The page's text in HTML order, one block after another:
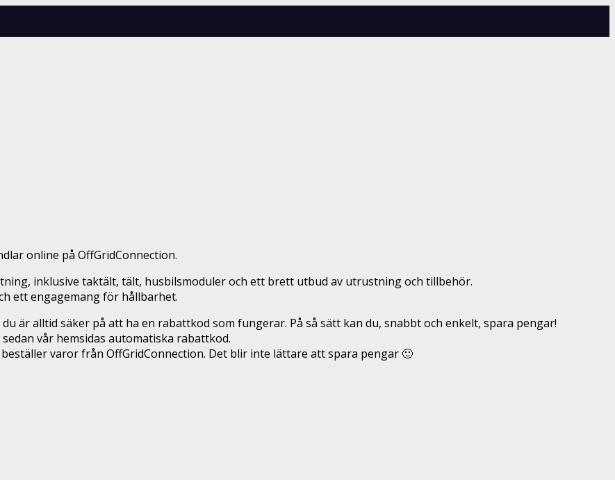
online på OffGridConnection.
inklusive taktält, tält, husbilsmoduler och ett brett utbud av utrustning och tillbehör.
ett engagemang för hållbarhet.
är alltid säker på att ha en rabattkod som fungerar. På så sätt kan du, snabbt och enkelt, spara pengar!
vår hemsidas automatiska rabattkod.
varor från OffGridConnection. Det blir inte lättare att spara pengar 🙂